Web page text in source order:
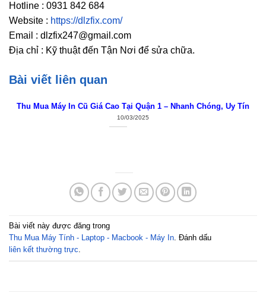
Hotline : 0931 842 684
Website : https://dlzfix.com/
Email : dlzfix247@gmail.com
Địa chỉ : Kỹ thuật đến Tận Nơi để sửa chữa.
Bài viết liên quan
Thu Mua Máy In Cũ Giá Cao Tại Quận 1 – Nhanh Chóng, Uy Tín
10/03/2025
Bài viết này được đăng trong
Thu Mua Máy Tính - Laptop - Macbook - Máy In . Đánh dấu
liên kết thường trực